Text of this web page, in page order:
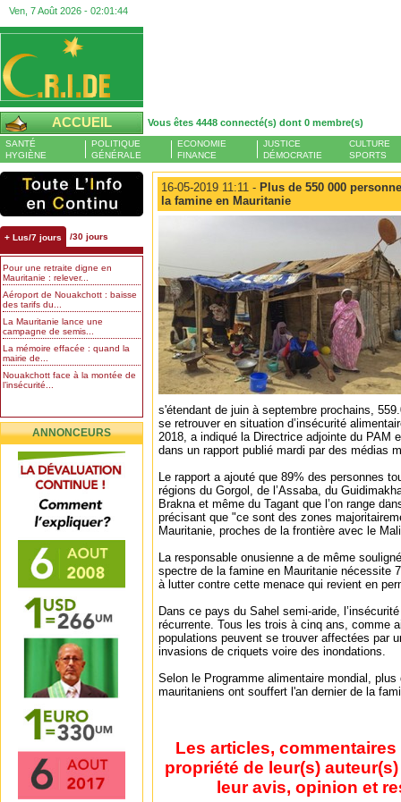
Ven, 7 Août 2026 - 02:01:44
ACCUEIL Vous êtes 4448 connecté(s) dont 0 membre(s)
SANTÉ
HYGIÈNE
POLITIQUE
GÉNÉRALE
ECONOMIE
FINANCE
JUSTICE
DÉMOCRATIE
CULTURE
SPORTS
+ Lus/7 jours /30 jours
Pour une retraite digne en
Mauritanie : relever...
Aéroport de Nouakchott : baisse
des tarifs du...
La Mauritanie lance une
campagne de semis...
La mémoire effacée : quand la
mairie de...
Nouakchott face à la montée de
l’insécurité...
ANNONCEURS
16-05-2019 11:11 - Plus de 550 000
la famine en Mauritanie
s'étendant de juin à septembre prochains,
se retrouver en situation d’insécurité
2018, a indiqué la Directrice adjointe du PAM
dans un rapport publié mardi par des médias
Le rapport a ajouté que 89% des personnes
régions du Gorgol, de l’Assaba, du
Brakna et même du Tagant que l’on range
précisant que "ce sont des zones
Mauritanie, proches de la frontière avec le
La responsable onusienne a de même
spectre de la famine en Mauritanie nécessite
à lutter contre cette menace qui revient en
Dans ce pays du Sahel semi-aride,
récurrente. Tous les trois à cinq ans, comme
populations peuvent se trouver affectées par
invasions de criquets voire des inondations.
Selon le Programme alimentaire mondial,
mauritaniens ont souffert l'an dernier de la
Les articles,
propriété de leur(s)
leur avis, opinion et